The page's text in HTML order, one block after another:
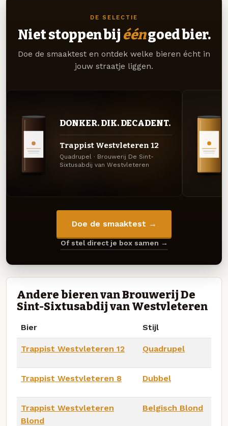
DE SELECTIE
Niet stoppen bij ééngoed bier.
Doe de smaaktest en ontdek welke bieren écht in
jouw straatje liggen.
DONKER. DIK. DECADENT.
Trappist Westvleteren 12
Quadrupel · Brouwerij De Sint-
Sixtusabdij van Westvleteren
Doe de smaaktest →
Of stel direct je box samen →
Andere bieren van Brouwerij De
Sint-Sixtusabdij van Westvleteren
Bier Stijl
Trappist Westvleteren 12 Quadrupel
Trappist Westvleteren 8 Dubbel
Trappist Westvleteren
Blond
Belgisch Blond